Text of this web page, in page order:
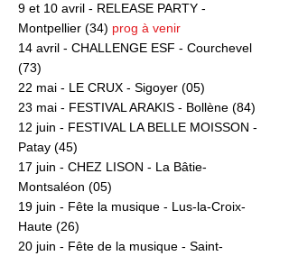
9 et 10 avril - RELEASE PARTY -
Montpellier (34) prog à venir
14 avril - CHALLENGE ESF - Courchevel
(73)
22 mai - LE CRUX - Sigoyer (05)
23 mai - FESTIVAL ARAKIS - Bollène (84)
12 juin - FESTIVAL LA BELLE MOISSON -
Patay (45)
17 juin - CHEZ LISON - La Bâtie-
Montsaléon (05)
19 juin - Fête la musique - Lus-la-Croix-
Haute (26)
20 juin - Fête de la musique - Saint-